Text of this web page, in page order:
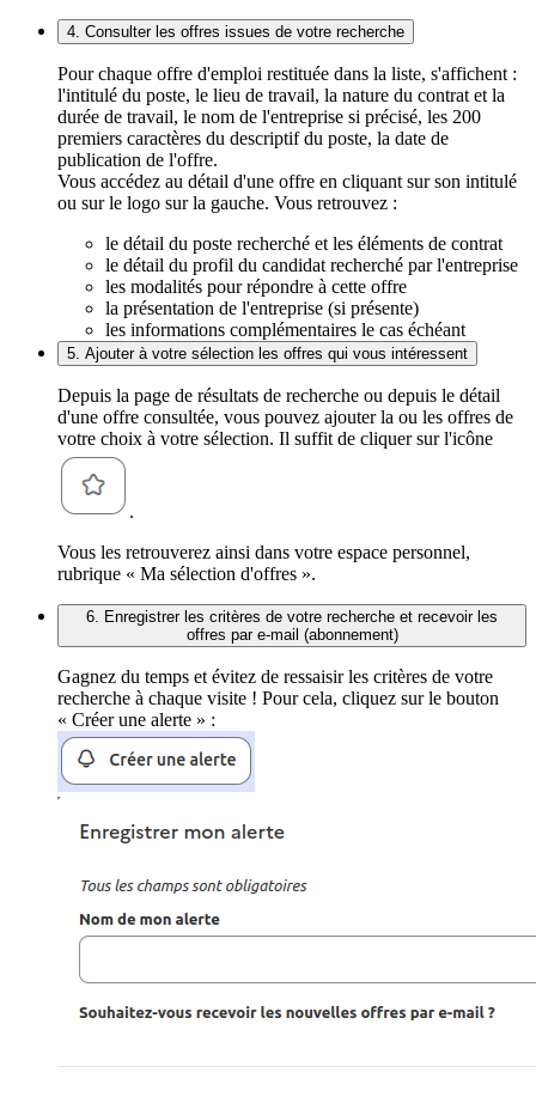
4. Consulter les offres issues de votre recherche
Pour chaque offre d'emploi restituée dans la liste, s'affichent :
l'intitulé du poste, le lieu de travail, la nature du contrat et la
durée de travail, le nom de l'entreprise si précisé, les 200
premiers caractères du descriptif du poste, la date de
publication de l'offre.
Vous accédez au détail d'une offre en cliquant sur son intitulé
ou sur le logo sur la gauche. Vous retrouvez :
le détail du poste recherché et les éléments de contrat
le détail du profil du candidat recherché par l'entreprise
les modalités pour répondre à cette offre
la présentation de l'entreprise (si présente)
les informations complémentaires le cas échéant
5. Ajouter à votre sélection les offres qui vous intéressent
Depuis la page de résultats de recherche ou depuis le détail
d'une offre consultée, vous pouvez ajouter la ou les offres de
votre choix à votre sélection. Il suffit de cliquer sur l'icône
.
Vous les retrouverez ainsi dans votre espace personnel,
rubrique « Ma sélection d'offres ».
6. Enregistrer les critères de votre recherche et recevoir les
offres par e-mail (abonnement)
Gagnez du temps et évitez de ressaisir les critères de votre
recherche à chaque visite ! Pour cela, cliquez sur le bouton
« Créer une alerte » :